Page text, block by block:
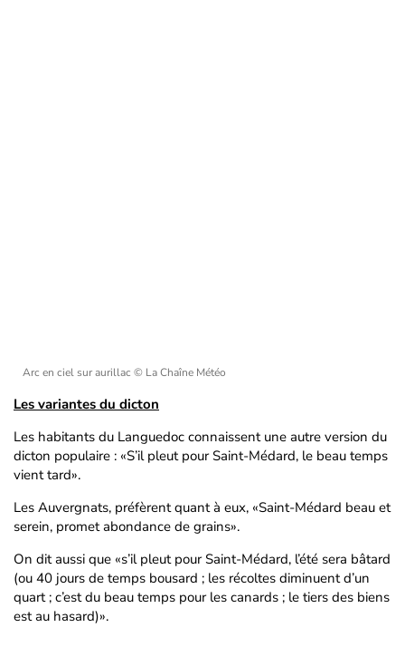
Arc en ciel sur aurillac © La Chaîne Météo
Les variantes du dicton
Les habitants du Languedoc connaissent une autre version du
dicton populaire : «S’il pleut pour Saint-Médard, le beau temps
vient tard».
Les Auvergnats, préfèrent quant à eux, «Saint-Médard beau et
serein, promet abondance de grains».
On dit aussi que «s’il pleut pour Saint-Médard, l’été sera bâtard
(ou 40 jours de temps bousard ; les récoltes diminuent d’un
quart ; c’est du beau temps pour les canards ; le tiers des biens
est au hasard)».